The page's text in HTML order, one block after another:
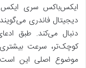
ایکس‌باکس سری ایکس
دیجیتال فاندری
دنبال می‌کند. طبق
کوچک‌تر، سرعت بیشتری